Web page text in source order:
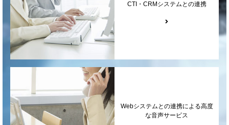
CTI・CRMシステムとの連携
Webシステムとの連携による高度
な音声サービス